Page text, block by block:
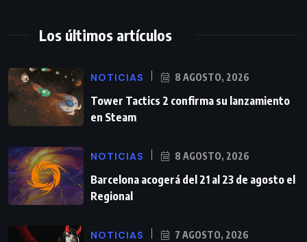
Los últimos artículos
NOTICIAS 8 AGOSTO, 2026
Tower Tactics 2 confirma su lanzamiento
en Steam
NOTICIAS 8 AGOSTO, 2026
Barcelona acogerá del 21 al 23 de agosto el
Regional
NOTICIAS 7 AGOSTO, 2026